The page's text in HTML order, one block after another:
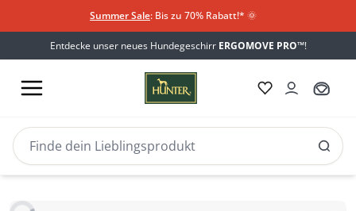
Summer Sale: Bis zu 70% Rabatt!* 🌞
Entdecke unser neues Hundegeschirr ERGOMOVE PRO™!